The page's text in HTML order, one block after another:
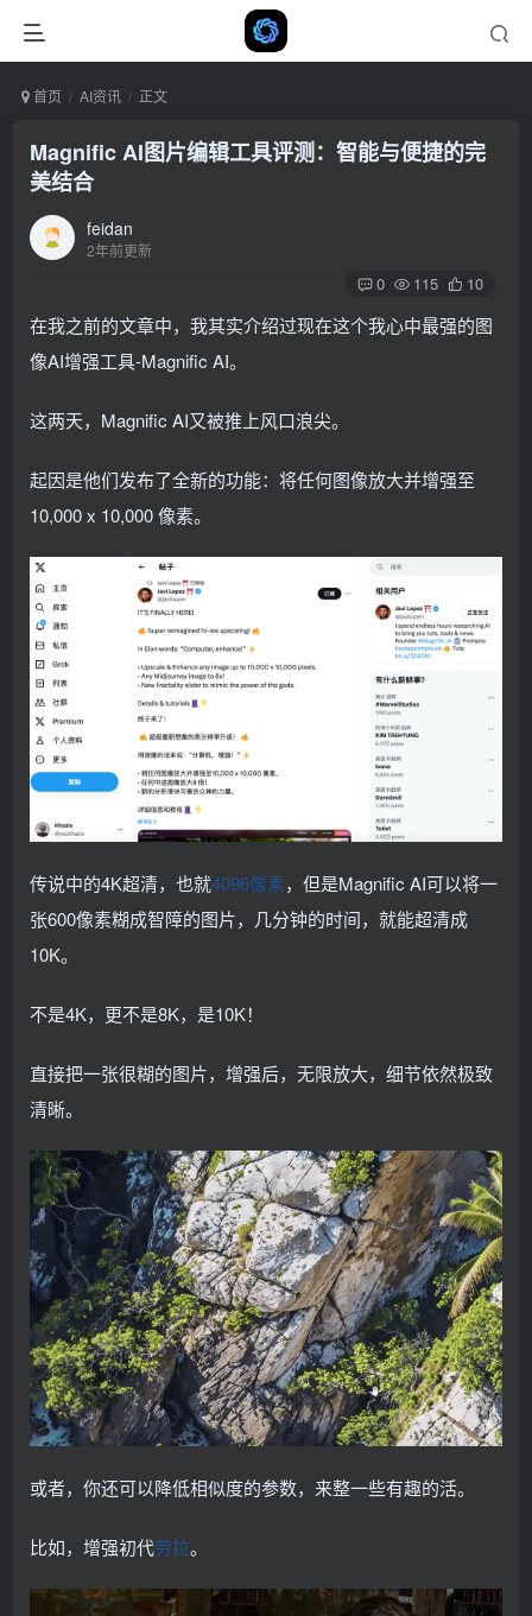
首页 AI资讯 正文
Magnific AI图片编辑工具评测：智能与便捷的完
美结合
feidan
2年前更新
0 115 10
在我之前的文章中，我其实介绍过现在这个我心中最强的图
像AI增强工具-Magnific AI。
这两天，Magnific AI又被推上风口浪尖。
起因是他们发布了全新的功能：将任何图像放大并增强至
10,000 x 10,000 像素。
传说中的4K超清，也就4096像素，但是Magnific AI可以将一
张600像素糊成智障的图片，几分钟的时间，就能超清成
10K。
不是4K，更不是8K，是10K！
直接把一张很糊的图片，增强后，无限放大，细节依然极致
清晰。
或者，你还可以降低相似度的参数，来整一些有趣的活。
比如，增强初代劳拉。